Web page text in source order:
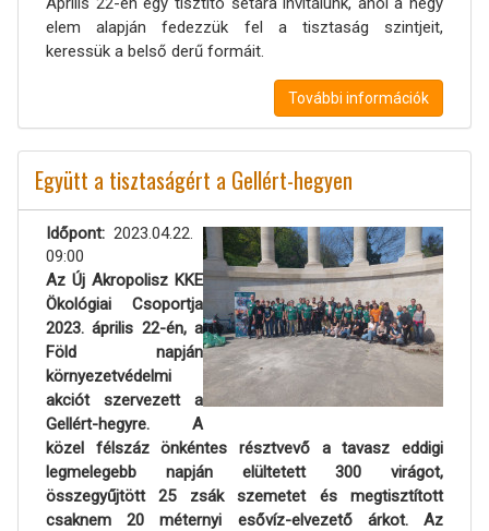
elem alapján fedezzük fel a tisztaság szintjeit,
keressük a belső derű formáit.
További információk
Együtt a tisztaságért a Gellért-hegyen
Időpont
2023.04.22.
09:00
Az Új Akropolisz KKE
Ökológiai Csoportja
2023. április 22-én, a
Föld napján
környezetvédelmi
akciót szervezett a
Gellért-hegyre. A
közel félszáz önkéntes résztvevő a tavasz eddigi
legmelegebb napján elültetett 300 virágot,
összegyűjtött 25 zsák szemetet és megtisztított
csaknem 20 méternyi esővíz-elvezető árkot. Az